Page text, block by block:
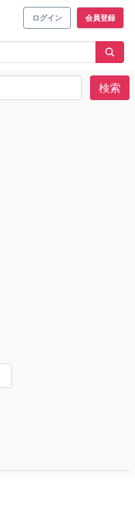
ログイン 会員登録
検索